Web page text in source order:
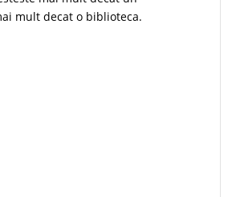
mult decat o biblioteca.